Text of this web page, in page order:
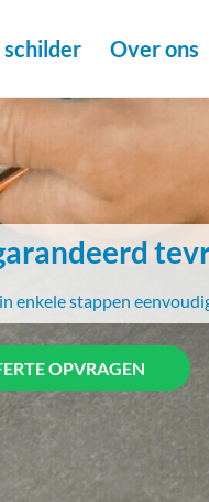
Over ons
enkele stappen
OPVRAGEN